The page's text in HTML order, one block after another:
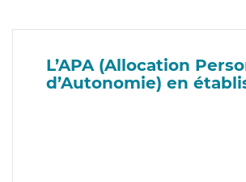
L’APA (Allocation
d’Autonomie) en